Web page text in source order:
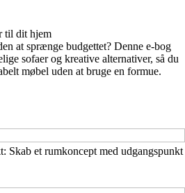
til dit hjem
at sprænge budgettet? Denne e-bog
sofaer og kreative alternativer, så du
møbel uden at bruge en formue.
Skab et rumkoncept med udgangspunkt